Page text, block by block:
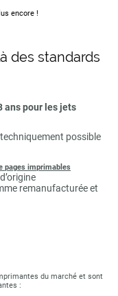
encore !
des standards
ans pour les jets
possible
pages imprimables
d’origine
remanufacturée et
du marché et sont
: